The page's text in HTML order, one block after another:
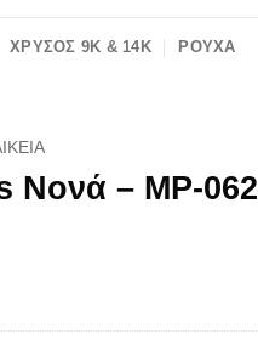
ΧΡΥΣΌΣ 9K & 14K ΡΟΎΧΑ
Νονά – MP-062